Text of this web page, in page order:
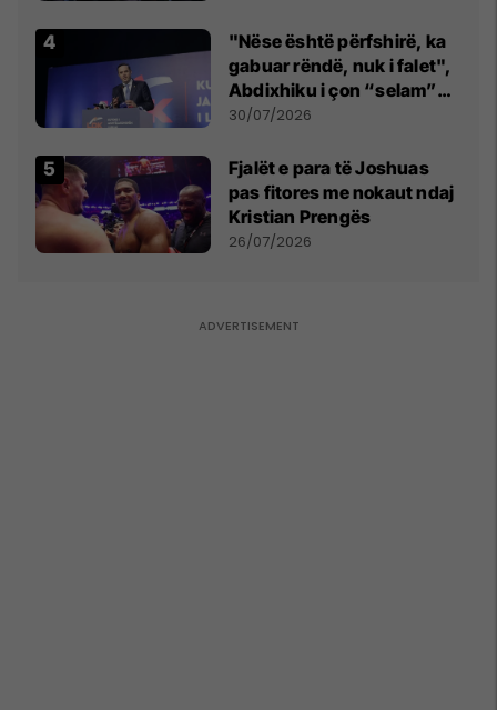
"Nëse është përfshirë, ka
gabuar rëndë, nuk i falet",
Abdixhiku i çon “selam”
Përparim Ramës
30/07/2026
Fjalët e para të Joshuas
pas fitores me nokaut ndaj
Kristian Prengës
26/07/2026